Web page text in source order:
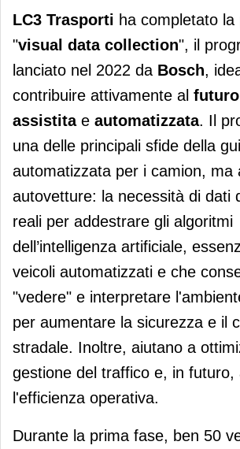
LC3 e Bosh completano la
del “visual data
guida autonoma
LC3 Trasporti ha completato la
"visual data collection", il
lanciato nel 2022 da Bosch,
contribuire attivamente al
assistitae automatizzata. Il
una delle principali sfide della
automatizzata per i camion, ma
autovetture: la necessità di dati
reali per addestrare gli algoritmi
dell’intelligenza artificiale,
veicoli automatizzati e che
"vedere" e interpretare
per aumentare la sicurezza e il
stradale. Inoltre, aiutano a
gestione del traffico e, in futuro,
l'efficienza operativa.
Durante la prima fase, ben 50